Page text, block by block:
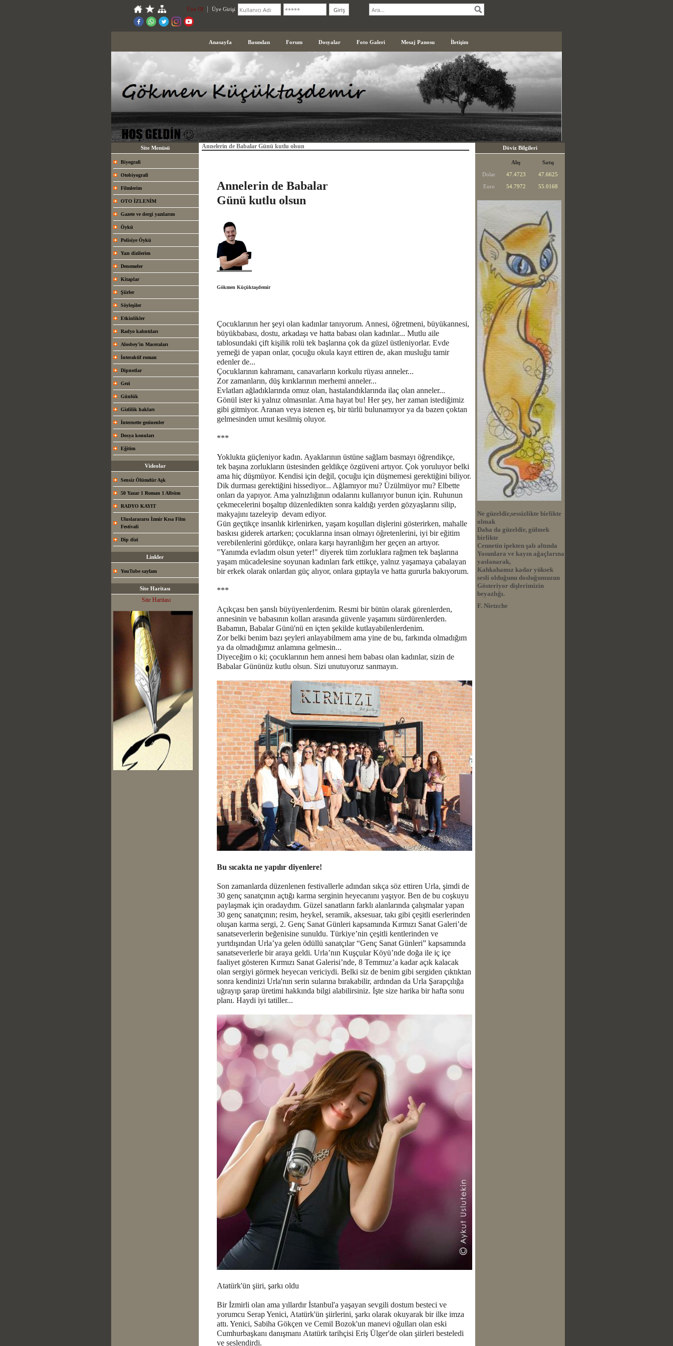
Üye Ol Üye Girişi
Anasayfa Basından Forum Dosyalar Foto Galeri Mesaj Panosu İletişim
Site Menüsü
Biyografi
Otobiyografi
Filmlerim
OTO İZLENİM
Gazete ve dergi yazılarım
Öykü
Polisiye Öykü
Yazı dizilerim
Denemeler
Kitaplar
Şiirler
Söyleşiler
Etkinlikler
Radyo kalıntıları
Alosbey'in Maceraları
İnteraktif roman
Dipnotlar
Gezi
Günlük
Gizlilik hakları
İnternette gezinenler
Dosya konuları
Eğitim
Videolar
Sensiz Ölümdür Aşk
50 Yazar 1 Roman 1 Albüm
RADYO KAYIT
Uluslarararsı İzmir Kısa Film
Festivali
Dip dizi
Linkler
YouTube sayfam
Site Haritası
Site Haritası
Annelerin de Babalar Günü kutlu olsun
Annelerin de Babalar
Günü kutlu olsun
Gökmen Küçüktaşdemir
Çocuklarının her şeyi olan kadınlar tanıyorum. Annesi, öğretmeni, büyükannesi,
büyükbabası, dostu, arkadaşı ve hatta babası olan kadınlar... Mutlu aile
tablosundaki çift kişilik rolü tek başlarına çok da güzel üstleniyorlar. Evde
yemeği de yapan onlar, çocuğu okula kayıt ettiren de, akan musluğu tamir
edenler de...
Çocuklarının kahramanı, canavarların korkulu rüyası anneler...
Zor zamanların, düş kırıklarının merhemi anneler...
Evlatları ağladıklarında omuz olan, hastalandıklarında ilaç olan anneler...
Gönül ister ki yalnız olmasınlar. Ama hayat bu! Her şey, her zaman istediğimiz
gibi gitmiyor. Aranan veya istenen eş, bir türlü bulunamıyor ya da bazen çoktan
gelmesinden umut kesilmiş oluyor.
***
Yoklukta güçleniyor kadın. Ayaklarının üstüne sağlam basmayı öğrendikçe,
tek başına zorlukların üstesinden geldikçe özgüveni artıyor. Çok yoruluyor belki
ama hiç düşmüyor. Kendisi için değil, çocuğu için düşmemesi gerektiğini biliyor.
Dik durması gerektiğini hissediyor... Ağlamıyor mu? Üzülmüyor mu? Elbette
onları da yapıyor. Ama yalnızlığının odalarını kullanıyor bunun için. Ruhunun
çekmecelerini boşaltıp düzenledikten sonra kaldığı yerden gözyaşlarını silip,
makyajını tazeleyip devam ediyor.
Gün geçtikçe insanlık kirlenirken, yaşam koşulları dişlerini gösterirken, mahalle
baskısı giderek artarken; çocuklarına insan olmayı öğretenlerini, iyi bir eğitim
verebilenlerini gördükçe, onlara karşı hayranlığım her geçen an artıyor.
"Yanımda evladım olsun yeter!" diyerek tüm zorluklara rağmen tek başlarına
yaşam mücadelesine soyunan kadınları fark ettikçe, yalnız yaşamaya çabalayan
bir erkek olarak onlardan güç alıyor, onlara gıptayla ve hatta gururla bakıyorum.
***
Açıkçası ben şanslı büyüyenlerdenim. Resmi bir bütün olarak görenlerden,
annesinin ve babasının kolları arasında güvenle yaşamını sürdürenlerden.
Babamın, Babalar Günü'nü en içten şekilde kutlayabilenlerdenim.
Zor belki benim bazı şeyleri anlayabilmem ama yine de bu, farkında olmadığım
ya da olmadığımız anlamına gelmesin...
Diyeceğim o ki; çocuklarının hem annesi hem babası olan kadınlar, sizin de
Babalar Gününüz kutlu olsun. Sizi unutuyoruz sanmayın.
Bu sıcakta ne yapılır diyenlere!
Son zamanlarda düzenlenen festivallerle adından sıkça söz ettiren Urla, şimdi de
30 genç sanatçının açtığı karma serginin heyecanını yaşıyor. Ben de bu coşkuyu
paylaşmak için oradaydım. Güzel sanatların farklı alanlarında çalışmalar yapan
30 genç sanatçının; resim, heykel, seramik, aksesuar, takı gibi çeşitli eserlerinden
oluşan karma sergi, 2. Genç Sanat Günleri kapsamında Kırmızı Sanat Galeri’de
sanatseverlerin beğenisine sunuldu. Türkiye’nin çeşitli kentlerinden ve
yurtdışından Urla’ya gelen ödüllü sanatçılar “Genç Sanat Günleri” kapsamında
sanatseverlerle bir araya geldi. Urla’nın Kuşçular Köyü’nde doğa ile iç içe
faaliyet gösteren Kırmızı Sanat Galerisi’nde, 8 Temmuz’a kadar açık kalacak
olan sergiyi görmek heyecan vericiydi. Belki siz de benim gibi sergiden çıktıktan
sonra kendinizi Urla'nın serin sularına bırakabilir, ardından da Urla Şarapçılığa
uğrayıp şarap üretimi hakkında bilgi alabilirsiniz. İşte size harika bir hafta sonu
planı. Haydi iyi tatiller...
Atatürk'ün şiiri, şarkı oldu
Bir İzmirli olan ama yıllardır İstanbul'a yaşayan sevgili dostum besteci ve
yorumcu Serap Yenici, Atatürk'ün şiirlerini, şarkı olarak okuyarak bir ilke imza
attı. Yenici, Sabiha Gökçen ve Cemil Bozok'un manevi oğulları olan eski
Cumhurbaşkanı danışmanı Atatürk tarihçisi Eriş Ülger'de olan şiirleri besteledi
ve seslendirdi.
Döviz Bilgileri
Alış
Satış
Dolar
47.4723
47.6625
Euro
54.7972 55.0168
Ne güzeldir,sessizlikte birlikte
olmak
Daha da güzeldir, gülmek
birlikte
Cennetin ipekten şalı altında
Yosunlara ve kayın ağaçlarına
yaslanarak,
Kahkahamız kadar yüksek
sesli olduğunu dosluğumuzun
Gösteriyor dişlerimizin
beyazlığı.
F. Nietzche